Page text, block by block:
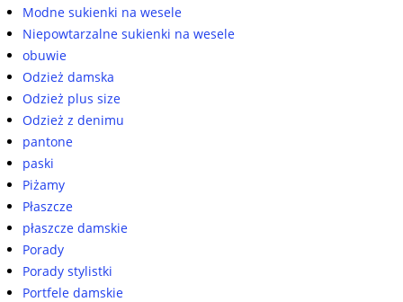
Modne sukienki na wesele
Niepowtarzalne sukienki na wesele
obuwie
Odzież damska
Odzież plus size
Odzież z denimu
pantone
paski
Piżamy
Płaszcze
płaszcze damskie
Porady
Porady stylistki
Portfele damskie